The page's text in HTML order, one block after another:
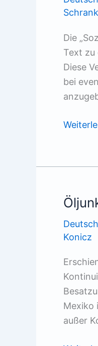
Die
Text zu
Diese
bei
Deutsch
Konicz
Mexiko
außer